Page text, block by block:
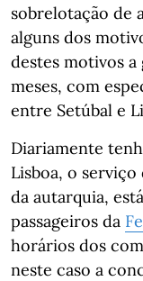
sobrelotação de
alguns dos
destes motivos
meses, com
entre Setúbal e
Diariamente
Lisboa, o serviço
da autarquia,
passageiros da
horários dos
neste caso a